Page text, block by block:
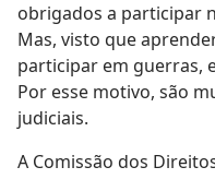
obrigados a participar
Mas, visto que
participar em guerras,
Por esse motivo, são
judiciais.
A Comissão dos